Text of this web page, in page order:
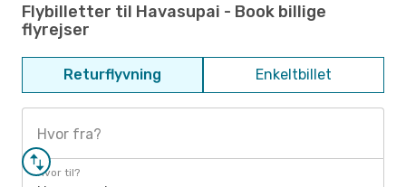
Flybilletter til Havasupai - Book billige
flyrejser
Returflyvning Enkeltbillet
Hvor fra?
Hvor til?